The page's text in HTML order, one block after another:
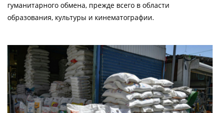
гуманитарного обмена, прежде всего в области
образования, культуры и кинематографии.